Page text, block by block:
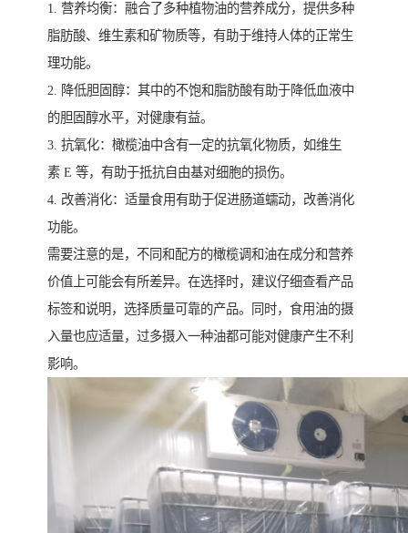
1. 营养均衡：融合了多种植物油的营养成分，提供多种
脂肪酸、维生素和矿物质等，有助于维持人体的正常生
理功能。
2. 降低胆固醇：其中的不饱和脂肪酸有助于降低血液中
的胆固醇水平，对健康有益。
3. 抗氧化：橄榄油中含有一定的抗氧化物质，如维生
素 E 等，有助于抵抗自由基对细胞的损伤。
4. 改善消化：适量食用有助于促进肠道蠕动，改善消化
功能。
需要注意的是，不同和配方的橄榄调和油在成分和营养
价值上可能会有所差异。在选择时，建议仔细查看产品
标签和说明，选择质量可靠的产品。同时，食用油的摄
入量也应适量，过多摄入一种油都可能对健康产生不利
影响。